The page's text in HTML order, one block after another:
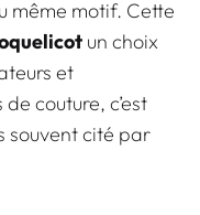
même motif. Cette
un choix
et
couture, c’est
souvent cité par